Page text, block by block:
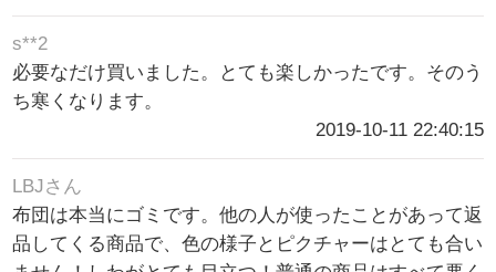
s**2
必要なだけ買いました。とても楽しかったです。そのう
ち寒くなります。
2019-10-11 22:40:15
LBJさん
布団は本当にゴミです。他の人が使ったことがあって返
品してくる商品で、色の様子とピクチャーはとても合い